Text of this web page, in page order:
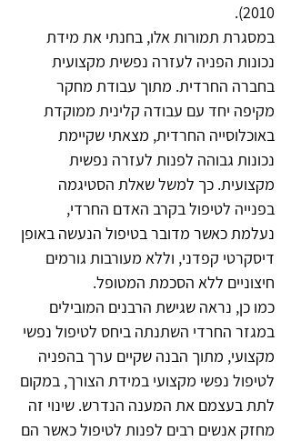
2010).
במסגרת תמורות אלו, בחנתי את מידת
נכונות הפניה לעזרה נפשית מקצועית
בחברה החרדית. מתוך עבודת מחקר
מקיפה יחד עם עבודה קלינית ממוקדת
באוכלוסייה החרדית, מצאתי שקיימת
נכונות גבוהה לפנות לעזרה נפשית
מקצועית. כך למשל שאלת הסטיגמה
בפנייה לטיפול בקרב האדם החרדי,
נעלמת כאשר מדובר בטיפול הנעשה באופן
דיסקרטי קפדני, וללא מעורבות גורמים
חיצוניים ללא הסכמת המטופל.
כמו כן, נראה שגישת הרבנים המובילים
במגזר החרדי השתנתה ביחס לטיפול נפשי
מקצועי, מתוך הבנה שקיים ערך בהפניה
לטיפול נפשי מקצועי במידת הצורך, במקום
לתת בעצמם את המענה הנדרש. שינוי זה
מחזק אנשים רבים לפנות לטיפול כאשר הם